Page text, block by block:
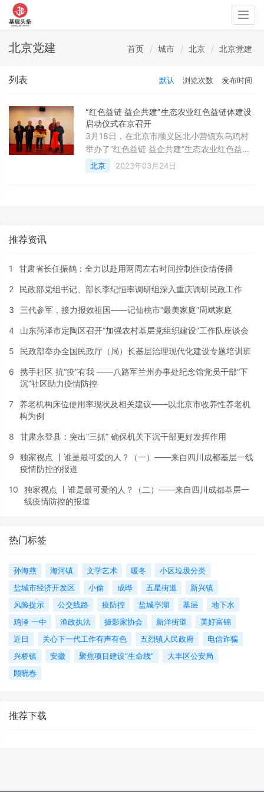
北京党建 首页 城市 北京 北京党建
列表 默认 浏览次数 发布时间
“红色益链 益企共建”生态农业红色益链体建设
启动仪式在京召开
3月18日，在北京市顺义区北小营镇东乌鸡村
举办了“红色益链 益企共建”生态农业红色益链
体建设启动仪式。并同时进行“翰墨绘虹图，奋
进新征程”书画展览以及“2023新植树节”活动。
北京 2023年03月24日
推荐资讯
1 甘肃省长任振鹤：全力以赴用两周左右时间控制住疫情传播
2 民政部党组书记、部长李纪恒率调研组深入重庆调研民政工作
3 三代参军，接力报效祖国——记仙桃市“最美家庭”周斌家庭
4 山东菏泽市定陶区召开“加强农村基层党组织建设”工作队座谈会
5 民政部举办全国民政厅（局）长基层治理现代化建设专题培训班
6
携手社区 抗“疫”有我 ——八路军兰州办事处纪念馆党员干部“下
沉”社区助力疫情防控
7
养老机构床位使用率现状及相关建议——以北京市收养性养老机
构为例
8 甘肃永登县：突出“三抓” 确保机关下沉干部更好发挥作用
9
独家视点 丨谁是最可爱的人？（一）——来自四川成都基层一线
疫情防控的报道
10
独家视点 丨谁是最可爱的人？（二）——来自四川成都基层一
线疫情防控的报道
热门标签
孙海燕 海河镇 文学艺术 暖冬
小区垃圾分类
盐城市经济开发区
小偷 成晔 五星街道
新兴镇
风险提示
公交线路 疫防控 盐城亭湖 基层
地下水
鸡泽 一中
渔政执法 摄影家协会 新洋街道
美好富锦
近日
关心下一代工作有声有色 五烈镇人民政府
电信诈骗
兴桥镇
安徽 聚焦项目建设“生命线”
大丰区公安局
顾晓春
推荐下载